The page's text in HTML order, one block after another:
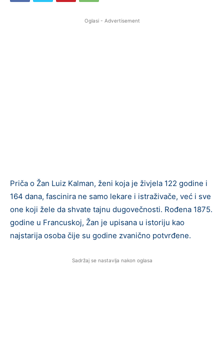
Oglasi - Advertisement
Priča o Žan Luiz Kalman, ženi koja je živjela 122 godine i
164 dana, fascinira ne samo lekare i istraživače, već i sve
one koji žele da shvate tajnu dugovečnosti. Rođena 1875.
godine u Francuskoj, Žan je upisana u istoriju kao
najstarija osoba čije su godine zvanično potvrđene.
Sadržaj se nastavlja nakon oglasa